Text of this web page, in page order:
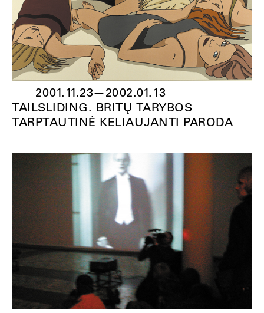
2001.11.23—2002.01.13
TAILSLIDING. BRITŲ TARYBOS
TARPTAUTINĖ KELIAUJANTI PARODA